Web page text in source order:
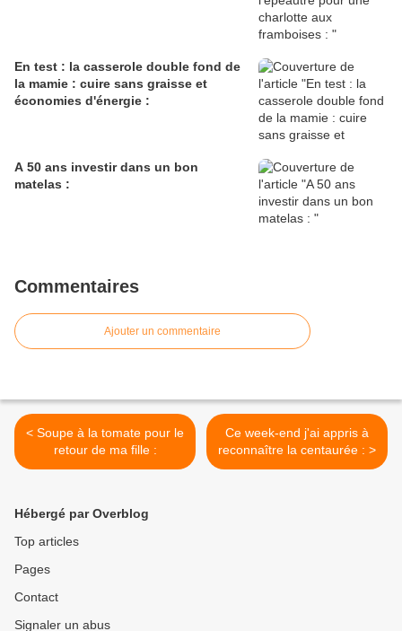
En test : la casserole double fond de
la mamie : cuire sans graisse et
économies d'énergie :
A 50 ans investir dans un bon
matelas :
Commentaires
Ajouter un commentaire
< Soupe à la tomate pour le
retour de ma fille :
Ce week-end j'ai appris à
reconnaître la centaurée : >
Hébergé par Overblog
Top articles
Pages
Contact
Signaler un abus